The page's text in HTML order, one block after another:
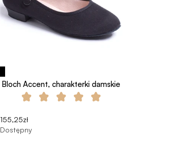
Bloch Accent, charakterki damskie
155,25zł
Dostępny